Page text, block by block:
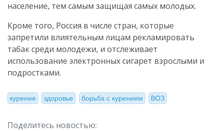
население, тем самым защищая самых молодых.
Кроме того, Россия в числе стран, которые
запретили влиятельным лицам рекламировать
табак среди молодежи, и отслеживает
использование электронных сигарет взрослыми и
подростками.
курение здоровье борьба с курением ВОЗ
Поделитесь новостью: